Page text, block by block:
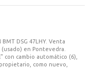
DSG 47LHY. Venta
(usado) en Pontevedra.
cambio automático (6),
como nuevo,